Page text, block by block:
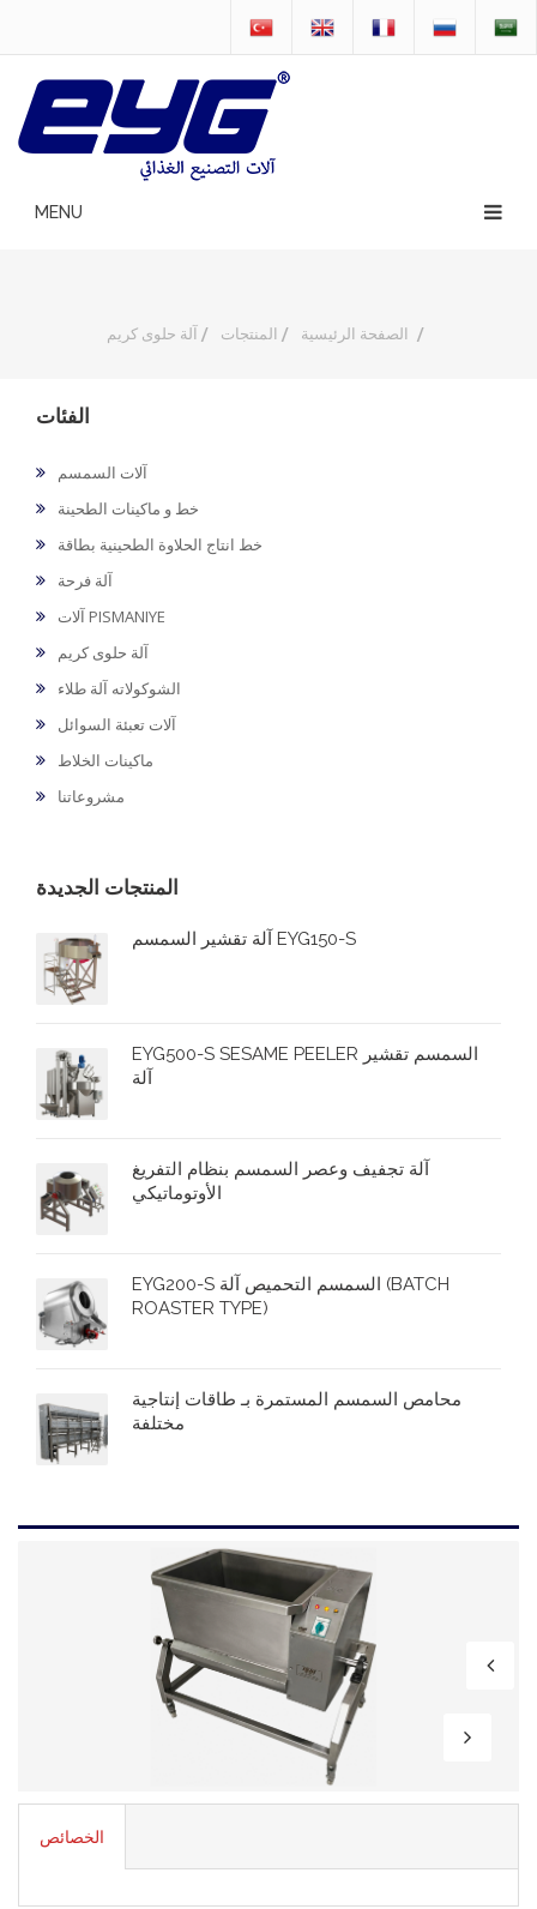
الصفحة الرئيسية / المنتجات / آلة حلوى كريم /
الفئات
آلات السمسم
خط و ماكينات الطحينة
خط انتاج الحلاوة الطحينية بطاقة
آلة فرحة
آلات PISMANIYE
آلة حلوى كريم
الشوكولاته آلة طلاء
آلات تعبئة السوائل
ماكينات الخلاط
مشروعاتنا
المنتجات الجديدة
آلة تقشير السمسم EYG150-S
EYG500-S SESAME PEELER السمسم تقشير
آلة
آلة تجفيف وعصر السمسم بنظام التفريغ
الأوتوماتيكي
EYG200-S السمسم التحميص آلة (BATCH
ROASTER TYPE)
محامص السمسم المستمرة بـ طاقات إنتاجية
مختلفة
الخصائص